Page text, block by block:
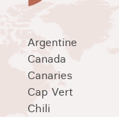
Argentine
Canada
Canaries
Cap Vert
Chili